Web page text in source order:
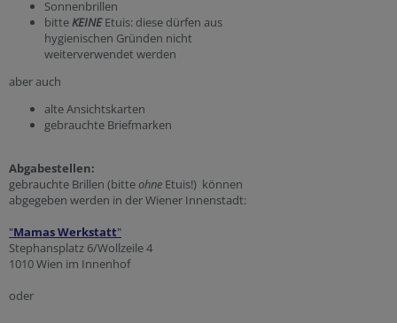
Sonnenbrillen
bitteKEINEEtuis: diese dürfen aus
hygienischen Gründen nicht
weiterverwendet werden
aber auch
alte Ansichtskarten
gebrauchte Briefmarken
Abgabestellen:
gebrauchte Brillen (bitteohne Etuis!) können
abgegeben werden in der Wiener Innenstadt:
"Mamas Werkstatt"
Stephansplatz 6/Wollzeile 4
1010 Wien im Innenhof
oder